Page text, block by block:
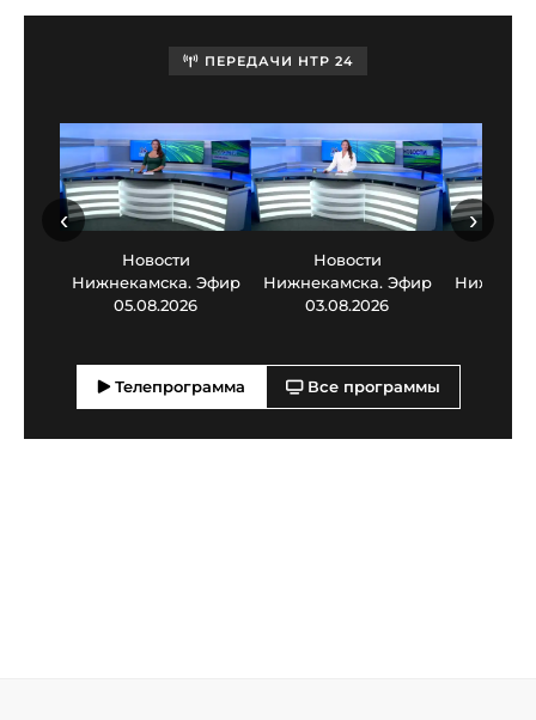
ПЕРЕДАЧИ НТР 24
Новости
Нижнекамска. Эфир
05.08.2026
Новости
Нижнекамска. Эфир
03.08.2026
‹ ›
Телепрограмма Все программы